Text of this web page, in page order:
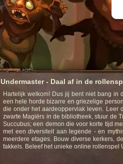
Undermaster - Daal af in de
Hartelijk welkom! Dus jij bent niet bang in
een hele horde bizarre en griezelige
die onder het aardeoppervlak leven. Leer
zwarte Magiërs in de bibliotheek, stuur de
Succubus; een demon die voor korte tijd
met een diversiteit aan legende - en
meerdere etages. Bouw diverse kerkers,
fakkels. Beleef het unieke online rollenspel